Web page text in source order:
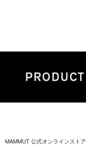
MAMMUT 公式オンラインストア